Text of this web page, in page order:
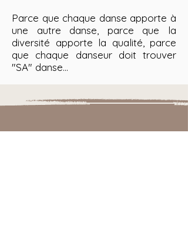
Parce que chaque danse apporte à
une autre danse, parce que la
diversité apporte la qualité, parce
que chaque danseur doit trouver
"SA" danse...